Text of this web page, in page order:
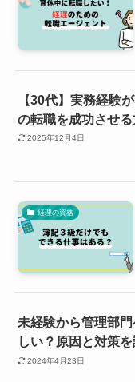
【30代】実務経験
の転職を成功させ
2025年12月4日
経理の資格
未経験から管理部
しい？原因と対策
2024年4月23日